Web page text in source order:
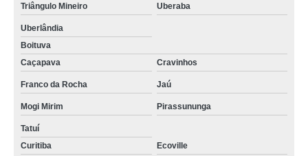
Triângulo Mineiro Uberaba
Uberlândia
Boituva
Caçapava
Cravinhos
Franco da Rocha Jaú
Mogi Mirim Pirassununga
Tatuí
Curitiba
Ecoville